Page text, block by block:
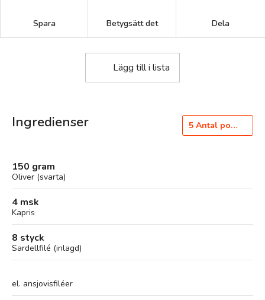
Spara Betygsätt det Dela
Lägg till i lista
Ingredienser 5 Antal portioner
150 gram
Oliver (svarta)
4 msk
Kapris
8 styck
Sardellfilé (inlagd)
el. ansjovisfiléer